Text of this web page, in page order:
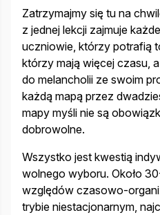
Zatrzymajmy się tu na
z jednej lekcji zajmuje
uczniowie, którzy potrafią
którzy mają więcej czasu,
do melancholii ze swoim
każdą mapą przez
mapy myśli nie są
dobrowolne.
Wszystko jest kwestią
wolnego wyboru. Około
względów czasowo-
trybie niestacjonarnym,